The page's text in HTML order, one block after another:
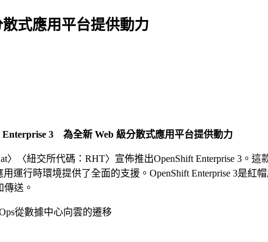
式應用平台提供動力
Enterprise 3 為全新 Web 級分散式應用平台提供動力
〈紐交所代碼：RHT〉宣佈推出OpenShift Enterprise 3。這
行時環境提供了全面的支援。OpenShift Enterprise 3是紅
送。
從數據中心向雲的遷移